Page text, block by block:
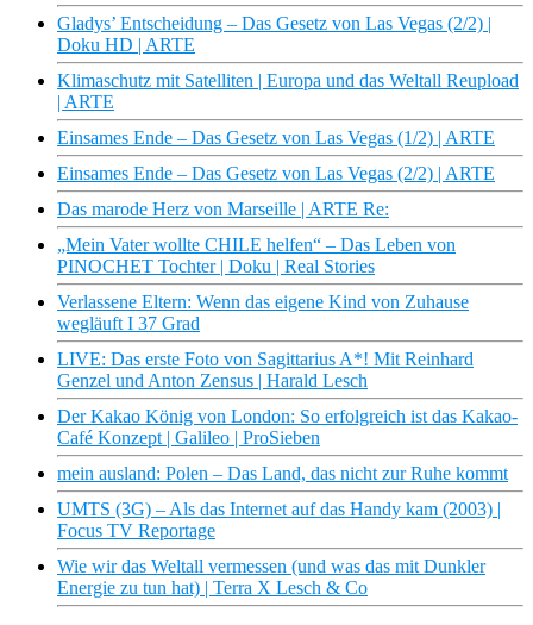
Gladys’ Entscheidung – Das Gesetz von Las Vegas (2/2) |
Doku HD | ARTE
Klimaschutz mit Satelliten | Europa und das Weltall Reupload
| ARTE
Einsames Ende – Das Gesetz von Las Vegas (1/2) | ARTE
Einsames Ende – Das Gesetz von Las Vegas (2/2) | ARTE
Das marode Herz von Marseille | ARTE Re:
„Mein Vater wollte CHILE helfen“ – Das Leben von
PINOCHET Tochter | Doku | Real Stories
Verlassene Eltern: Wenn das eigene Kind von Zuhause
wegläuft I 37 Grad
LIVE: Das erste Foto von Sagittarius A*! Mit Reinhard
Genzel und Anton Zensus | Harald Lesch
Der Kakao König von London: So erfolgreich ist das Kakao-
Café Konzept | Galileo | ProSieben
mein ausland: Polen – Das Land, das nicht zur Ruhe kommt
UMTS (3G) – Als das Internet auf das Handy kam (2003) |
Focus TV Reportage
Wie wir das Weltall vermessen (und was das mit Dunkler
Energie zu tun hat) | Terra X Lesch & Co